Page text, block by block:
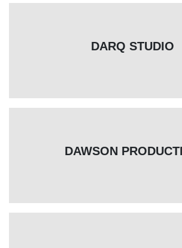
DARQ STUDIO
DAWSON